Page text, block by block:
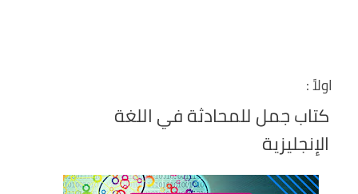
اولاً :
كتاب جمل للمحادثة في اللغة
الإنجليزية